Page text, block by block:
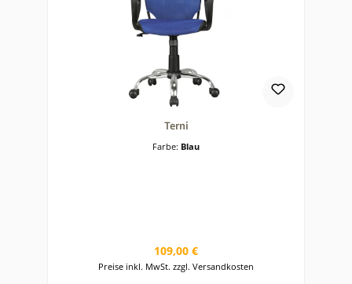
Terni
Farbe: Blau
Regulärer Preis:
109,00 €
Preise inkl. MwSt. zzgl. Versandkosten